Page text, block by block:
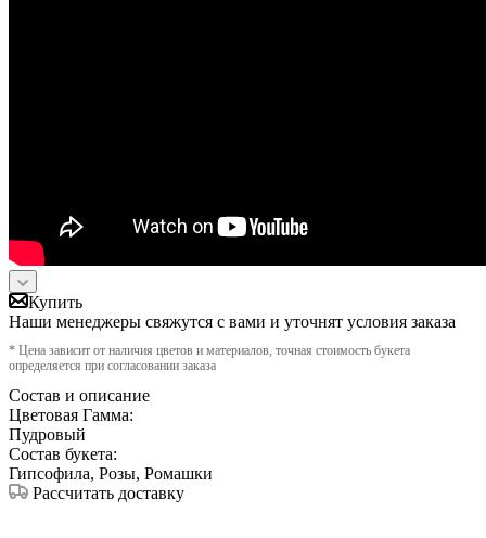
Купить
Наши менеджеры свяжутся с вами и уточнят условия заказа
* Цена зависит от наличия цветов и материалов, точная стоимость букета
определяется при согласовании заказа
Состав и описание
Цветовая Гамма:
Пудровый
Состав букета:
Гипсофила, Розы, Ромашки
Рассчитать доставку